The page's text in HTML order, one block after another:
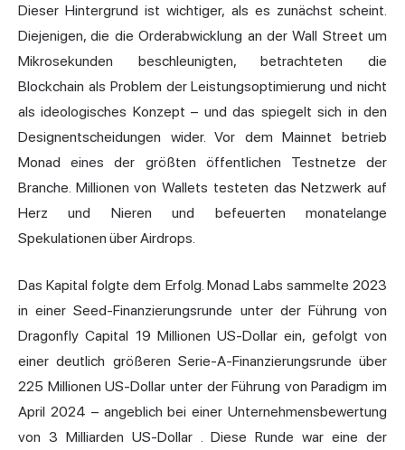
Dieser Hintergrund ist wichtiger, als es zunächst scheint.
Diejenigen, die die Orderabwicklung an der Wall Street um
Mikrosekunden beschleunigten, betrachteten die
Blockchain als Problem der Leistungsoptimierung und nicht
als ideologisches Konzept – und das spiegelt sich in den
Designentscheidungen wider. Vor dem Mainnet betrieb
Monad eines der größten öffentlichen Testnetze der
Branche. Millionen von Wallets testeten das Netzwerk auf
Herz und Nieren und befeuerten monatelange
Spekulationen über Airdrops.
Das Kapital folgte dem Erfolg. Monad Labs sammelte 2023
in einer Seed-Finanzierungsrunde unter der Führung von
Dragonfly Capital 19 Millionen US-Dollar ein, gefolgt von
einer deutlich größeren Serie-A-Finanzierungsrunde über
225 Millionen US-Dollar unter der Führung von Paradigm im
April 2024 – angeblich bei einer Unternehmensbewertung
von 3 Milliarden US-Dollar . Diese Runde war eine der